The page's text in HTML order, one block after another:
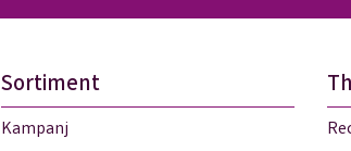
Sortiment
Kampanj